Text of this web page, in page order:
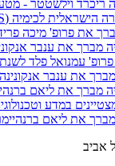
את פרופ' מיכה
את ענבר
את ליאם